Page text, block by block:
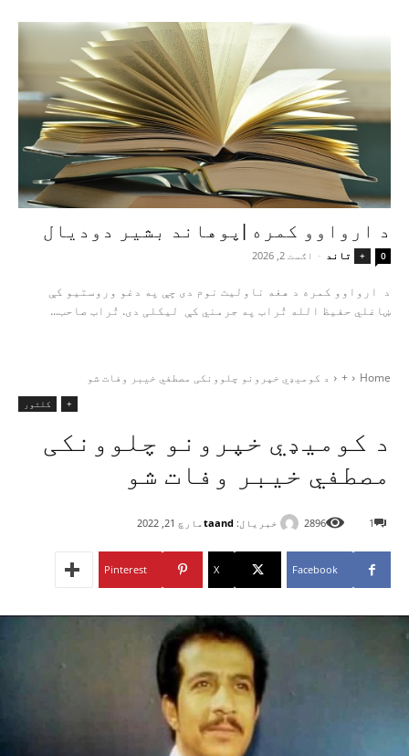
د ارواوو کمره |پوهاند بشیر دودیال
+ تاند - اګست 2, 2026 0
د ارواوو کمره د هغه ناولیت نوم دی چې په دغو وروستیو کې
ښاغلي حفیظ الله تُراب په جرمني کې لیکلی دی. تُراب صاحب...